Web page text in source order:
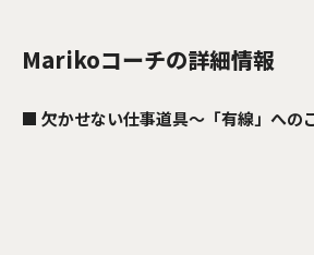
Marikoコーチの詳細情報
■ 欠かせない仕事道具〜「有線」への